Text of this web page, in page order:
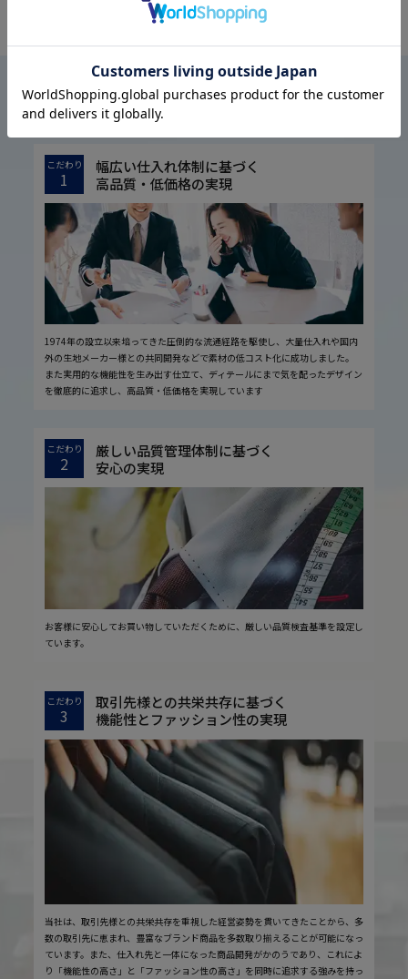
OFFICIAL SNS
はるやまについて
こだわり
1
幅広い仕入れ体制に基づく
高品質・低価格の実現
1974年の設立以来培ってきた圧倒的な流通経路を駆使し、大量仕入れや国内
外の生地メーカー様との共同開発などで素材の低コスト化に成功しました。
また実用的な機能性を生み出す仕立て、ディテールにまで気を配ったデザイン
を徹底的に追求し、高品質・低価格を実現しています
こだわり
2
厳しい品質管理体制に基づく
安心の実現
お客様に安心してお買い物していただくために、厳しい品質検査基準を設定し
ています。
こだわり
3
取引先様との共栄共存に基づく
機能性とファッション性の実現
当社は、取引先様との共栄共存を重視した経営姿勢を貫いてきたことから、多
数の取引先に恵まれ、豊富なブランド商品を多数取り揃えることが可能になっ
ています。また、仕入れ先と一体になった商品開発がかのうであり、これによ
り「機能性の高さ」と「ファッション性の高さ」を同時に追求する強みを持っ